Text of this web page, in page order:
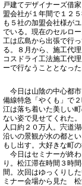
戸建てデザイナーズ借
盟会社が１年間で１２
も５社の加盟会社様が
でいる。現在のセルロ
工は広島から出張で行
る。８月から、施工代
コスドライ工法施工代
ーで行なうこととなった
今日は山陰の中心都
備線特急「やくも」で
江は落ち着いた美しい
ない姿で見せてくれた。
人口約２０万人。宍道
沿いの景観が水の都と
もし出す。大好きな町の
今日はセミナーが終
り。松江滞在時間３時
間。次回はゆっくりし
ミナー会場から見た 松